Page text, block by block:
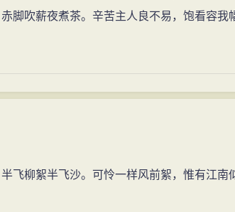
脚吹薪夜煮茶。辛苦主人良不易，饱看容我
飞柳絮半飞沙。可怜一样风前絮，惟有江南